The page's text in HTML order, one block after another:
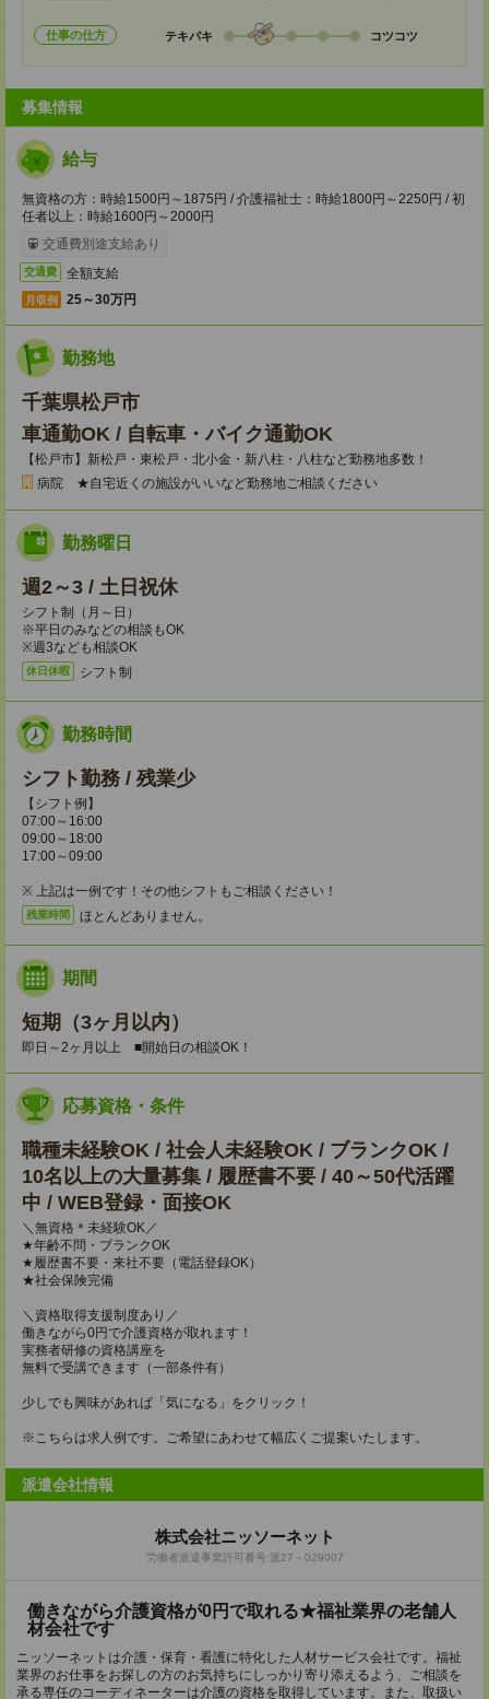
仕事の仕方 テキパキ コツコツ
募集情報
給与
無資格の方：時給1500円～1875円 / 介護福祉士：時給1800円～2250円 / 初
任者以上：時給1600円～2000円
交通費別途支給あり
交通費 全額支給
月収例 25～30万円
勤務地
千葉県松戸市
車通勤OK / 自転車・バイク通勤OK
【松戸市】新松戸・東松戸・北小金・新八柱・八柱など勤務地多数！
病院 ★自宅近くの施設がいいなど勤務地ご相談ください
勤務曜日
週2～3 / 土日祝休
シフト制（月～日）
※平日のみなどの相談もOK
※週3なども相談OK
休日休暇 シフト制
勤務時間
シフト勤務 / 残業少
【シフト例】
07:00～16:00
09:00～18:00
17:00～09:00
※ 上記は一例です！その他シフトもご相談ください！
残業時間 ほとんどありません。
期間
短期（3ヶ月以内）
即日～2ヶ月以上 ■開始日の相談OK！
応募資格・条件
職種未経験OK / 社会人未経験OK / ブランクOK /
10名以上の大量募集 / 履歴書不要 / 40～50代活躍
中 / WEB登録・面接OK
＼無資格＊未経験OK／
★年齢不問・ブランクOK
★履歴書不要・来社不要（電話登録OK）
★社会保険完備
＼資格取得支援制度あり／
働きながら0円で介護資格が取れます！
実務者研修の資格講座を
無料で受講できます（一部条件有）
少しでも興味があれば「気になる」をクリック！
※こちらは求人例です。ご希望にあわせて幅広くご提案いたします。
派遣会社情報
株式会社ニッソーネット
労働者派遣事業許可番号:派27－029007
働きながら介護資格が0円で取れる★福祉業界の老舗人
材会社です
ニッソーネットは介護・保育・看護に特化した人材サービス会社です。福祉
業界のお仕事をお探しの方のお気持ちにしっかり寄り添えるよう、ご相談を
承る専任のコーディネーターは介護の資格を取得しています。また、取扱い